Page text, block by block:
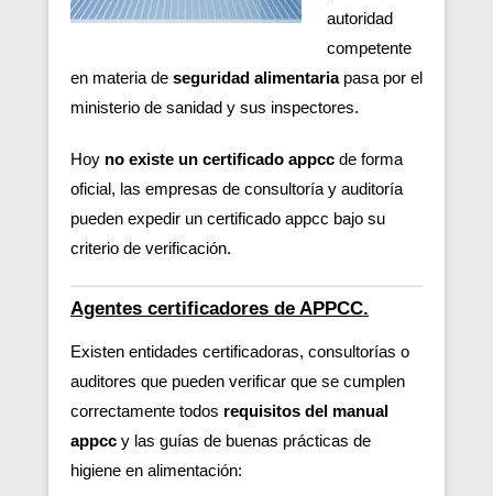
autoridad
competente
en materia de seguridad alimentaria pasa por el
ministerio de sanidad y sus inspectores.
Hoy no existe un certificado appcc de forma
oficial, las empresas de consultoría y auditoría
pueden expedir un certificado appcc bajo su
criterio de verificación.
Agentes certificadores de APPCC.
Existen entidades certificadoras, consultorías o
auditores que pueden verificar que se cumplen
correctamente todos requisitos del manual
appcc y las guías de buenas prácticas de
higiene en alimentación: